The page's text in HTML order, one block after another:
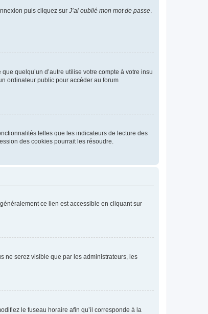
puis cliquez sur J’ai oublié mon mot de passe.
quelqu’un d’autre utilise votre compte à votre insu
ordinateur public pour accéder au forum
telles que les indicateurs de lecture des
des cookies pourrait les résoudre.
ce lien est accessible en cliquant sur
ne serez visible que par les administrateurs, les
le fuseau horaire afin qu’il corresponde à la